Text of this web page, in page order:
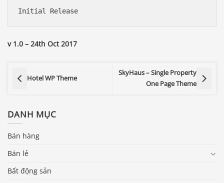
v 1.0 – 24th Oct 2017
Hotel WP Theme
SkyHaus – Single Property
One Page Theme
DANH MỤC
Bán hàng
Bán lẻ
Bất động sản